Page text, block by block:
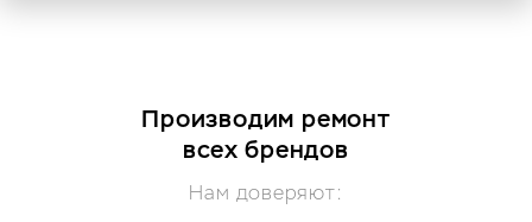
Производим ремонт
всех брендов
Нам доверяют: